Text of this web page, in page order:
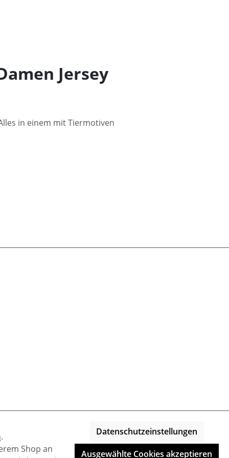
Jersey
in einem mit Tiermotiven
.
Shop an
Datenschutzeinstellungen
Ausgewählte Cookies akzeptieren